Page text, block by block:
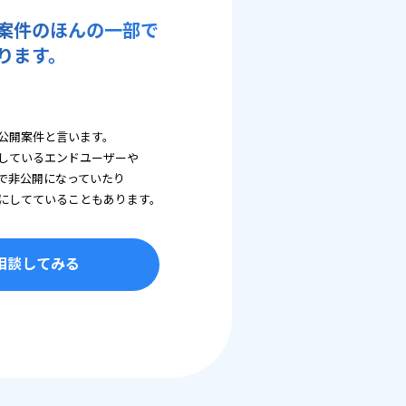
件のほんの一部で
す。
案件と言います。
ているエンドユーザーや
非公開になっていたり
てていることもあります。
談してみる